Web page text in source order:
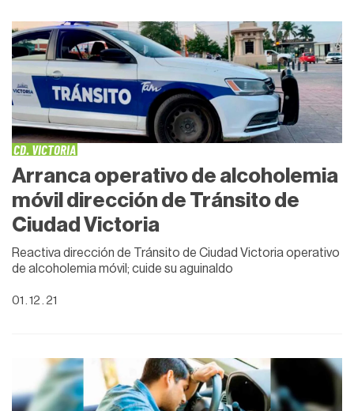
CD. VICTORIA
Arranca operativo de alcoholemia
móvil dirección de Tránsito de
Ciudad Victoria
Reactiva dirección de Tránsito de Ciudad Victoria operativo
de alcoholemia móvil; cuide su aguinaldo
01 . 12 . 21